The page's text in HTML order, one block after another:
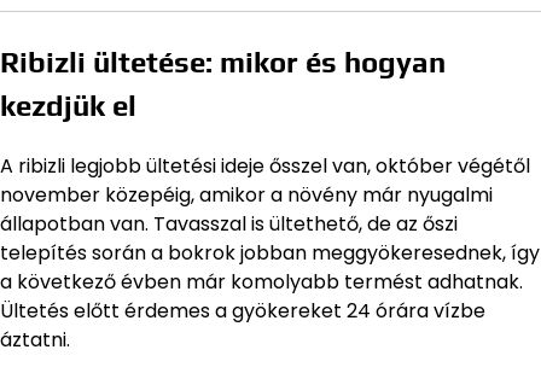
Ribizli ültetése: mikor és hogyan
kezdjük el
A ribizli legjobb ültetési ideje ősszel van, október végétől
november közepéig, amikor a növény már nyugalmi
állapotban van. Tavasszal is ültethető, de az őszi
telepítés során a bokrok jobban meggyökeresednek, így
a következő évben már komolyabb termést adhatnak.
Ültetés előtt érdemes a gyökereket 24 órára vízbe
áztatni.